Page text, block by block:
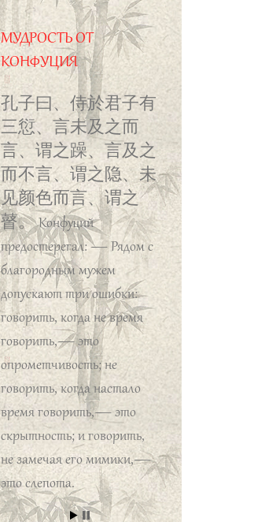
МУДРОСТЬ ОТ
КОНФУЦИЯ
«Благородный муж знает
только долг, низкий
человек знает только
выгоду».
孔子曰、侍於君子有
三愆、言未及之而
言、谓之躁、言及之
而不言、谓之隐、未
见颜色而言、谓之
瞽。Конфуций
предостерегал: — Рядом с
благородным мужем
допускают три ошибки:
говорить, когда не время
говорить,— это
опрометчивость; не
говорить, когда настало
время говорить,— это
скрытность; и говорить,
не замечая его мимики,—
это слепота.
子绝四、毋意、毋